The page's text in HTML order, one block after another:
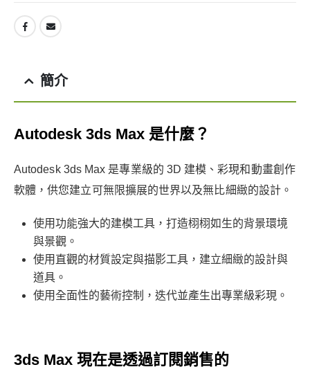
簡介
Autodesk 3ds Max 是什麼？
Autodesk 3ds Max 是專業級的 3D 建模、彩現和動畫創作
軟體，供您建立可無限擴展的世界以及無比細緻的設計。
使用功能強大的建模工具，打造栩栩如生的背景環境
與景觀。
使用直觀的材質設定與描影工具，建立細緻的設計與
道具。
使用全面性的藝術控制，迭代並產生出專業級彩現。
3ds Max 現在是透過訂閱銷售的